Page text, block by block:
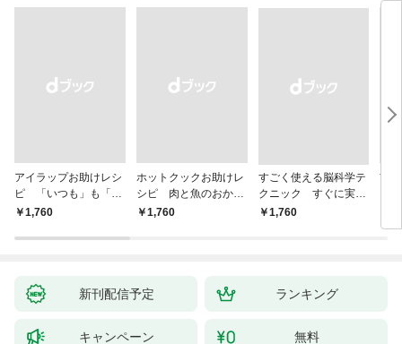
アイラップお助けレシ
ピ 「いつも」も「も
しも」もおいしい！
￥1,760
ホットクックお助けレ
シピ 肉と魚のおか
ず 少ない材料＆調味
￥1,760
すごく使える脳科学テ
クニック すぐに実践
したくなる
￥1,760
首
リ
新刊配信予定 ランキング
キャンペーン 無料